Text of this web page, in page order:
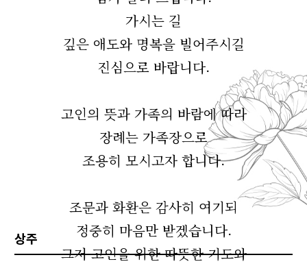
가시는 길
깊은 애도와 명복을 빌어주시길
진심으로 바랍니다.
고인의 뜻과 가족의 바람에 따라
장례는 가족장으로
조용히 모시고자 합니다.
조문과 화환은 감사히 여기되
정중히 마음만 받겠습니다.
그저 고인을 위한 따뜻한 기도와
상주